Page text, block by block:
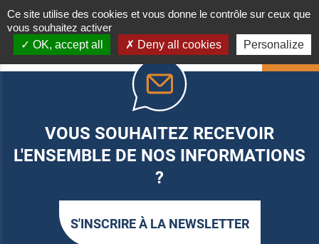
HAUT
VOUS SOUHAITEZ RECEVOIR
L'ENSEMBLE DE NOS INFORMATIONS
?
S'INSCRIRE À LA NEWSLETTER
Ce site utilise des cookies et vous donne le contrôle sur ceux que
vous souhaitez activer
OK, accept all
Deny all cookies Personalize